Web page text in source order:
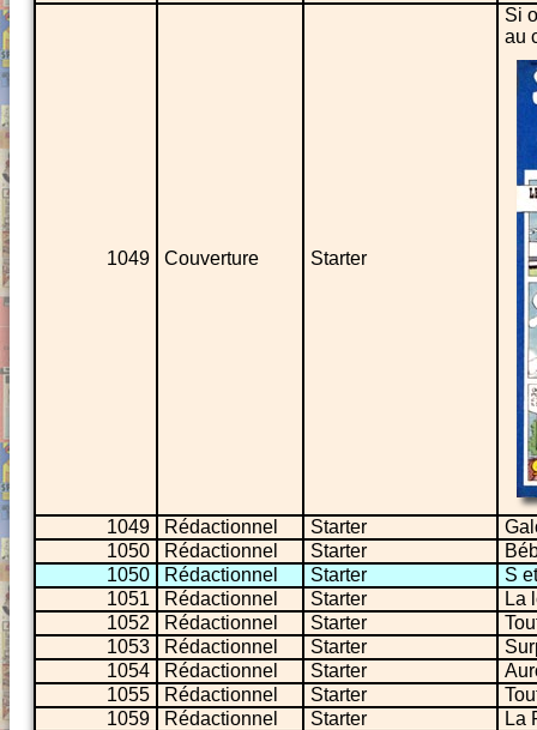
1049 Couverture Starter
Si
au
1049 Rédactionnel Starter
1050
Rédactionnel Starter
1050
Rédactionnel Starter
S
1051
Rédactionnel Starter
La
1052
Rédactionnel Starter
1053
Rédactionnel Starter
1054
Rédactionnel Starter
1055
Rédactionnel Starter
1059
Rédactionnel Starter
La